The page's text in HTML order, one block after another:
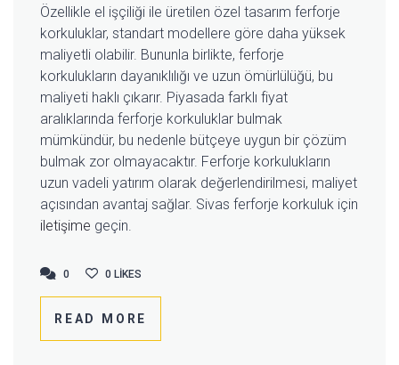
Özellikle el işçiliği ile üretilen özel tasarım ferforje
korkuluklar, standart modellere göre daha yüksek
maliyetli olabilir. Bununla birlikte, ferforje
korkulukların dayanıklılığı ve uzun ömürlülüğü, bu
maliyeti haklı çıkarır. Piyasada farklı fiyat
aralıklarında ferforje korkuluklar bulmak
mümkündür, bu nedenle bütçeye uygun bir çözüm
bulmak zor olmayacaktır. Ferforje korkulukların
uzun vadeli yatırım olarak değerlendirilmesi, maliyet
açısından avantaj sağlar. Sivas ferforje korkuluk için
iletişime geçin.
READ MORE
0
0 0 LIKES